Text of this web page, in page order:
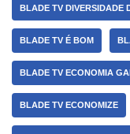
BLADE TV DIVERSIDADE
BLADE TV É BOM
BLADE TV ECONOMIA
BLADE TV ECONOMIZE